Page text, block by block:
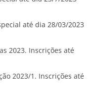
até dia 28/03/2023
2023. Inscrições até
2023/1. Inscrições até